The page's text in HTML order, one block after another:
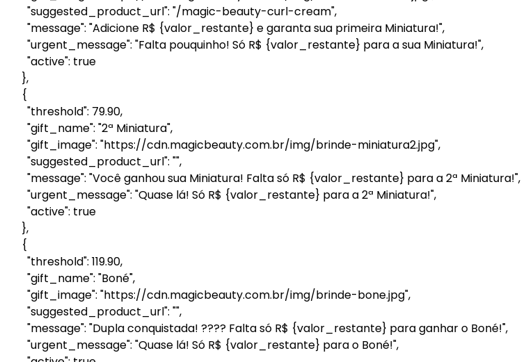
"suggested_product_url": "/magic-beauty-curl-cream",
"message": "Adicione R$ {valor_restante} e garanta sua primeira Miniatura!",
"urgent_message": "Falta pouquinho! Só R$ {valor_restante} para a sua Miniatura!",
"active": true
},
{
"threshold": 79.90,
"gift_name": "2ª Miniatura",
"gift_image": "https://cdn.magicbeauty.com.br/img/brinde-miniatura2.jpg",
"suggested_product_url": "",
"message": "Você ganhou sua Miniatura! Falta só R$ {valor_restante} para a 2ª Miniatura!",
"urgent_message": "Quase lá! Só R$ {valor_restante} para a 2ª Miniatura!",
"active": true
},
{
"threshold": 119.90,
"gift_name": "Boné",
"gift_image": "https://cdn.magicbeauty.com.br/img/brinde-bone.jpg",
"suggested_product_url": "",
"message": "Dupla conquistada! ???? Falta só R$ {valor_restante} para ganhar o Boné!",
"urgent_message": "Quase lá! Só R$ {valor_restante} para o Boné!",